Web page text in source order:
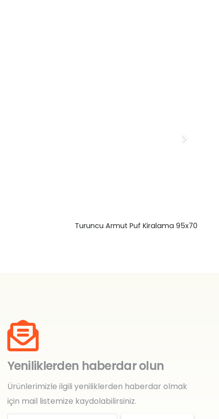
Turuncu Armut Puf Kiralama 95x70x70
Yeniliklerden haberdar olun
Ürünlerimizle ilgili yeniliklerden haberdar olmak
için mail listemize kaydolabilirsiniz.